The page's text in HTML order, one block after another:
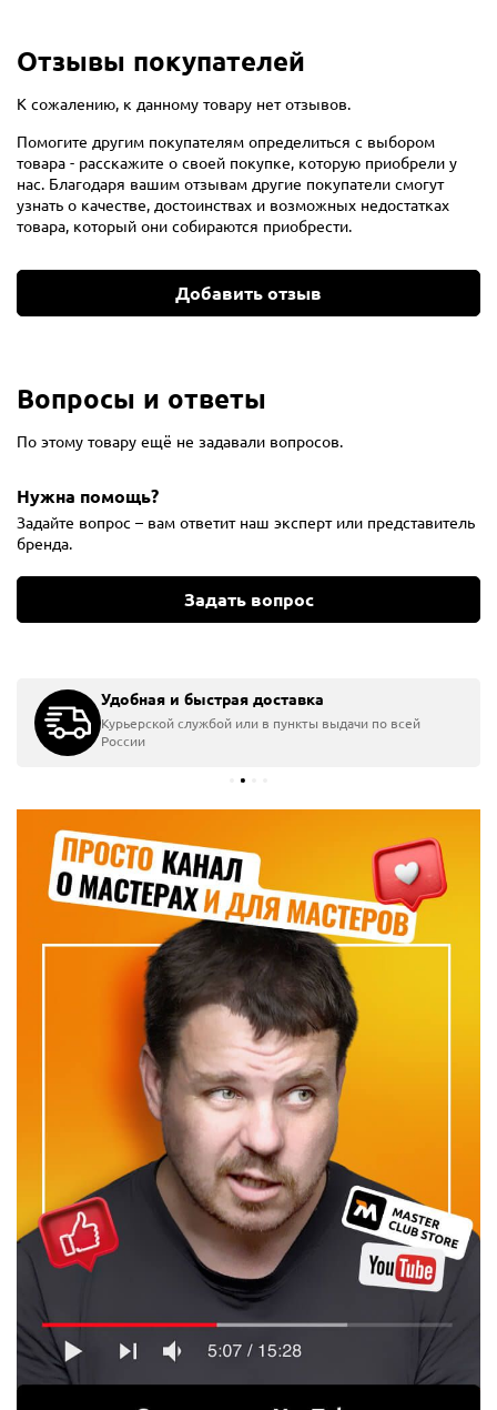
Отзывы покупателей
К сожалению, к данному товару нет отзывов.
Помогите другим покупателям определиться с выбором
товара - расскажите о своей покупке, которую приобрели у
нас. Благодаря вашим отзывам другие покупатели смогут
узнать о качестве, достоинствах и возможных недостатках
товара, который они собираются приобрести.
Добавить отзыв
Вопросы и ответы
По этому товару ещё не задавали вопросов.
Нужна помощь?
Задайте вопрос – вам ответит наш эксперт или представитель
бренда.
Задать вопрос
Удобная и быстрая доставка
Курьерской службой или в пункты выдачи по всей
России